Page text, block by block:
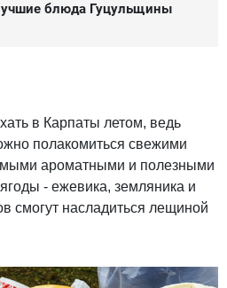
блюда Гуцульщины
в Карпаты летом, ведь
полакомиться свежими
ароматными и полезными
- ежевика, земляника и
смогут насладиться лещиной